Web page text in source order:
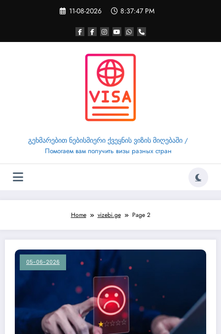
11-08-2026 8:37:49 PM
გეხმარებით ნებისმიერი ქვეყნის ვიზის მიღებაში /
Помогаем вам получить визы разных стран
Home vizebi.ge Page 2
05-06-2026